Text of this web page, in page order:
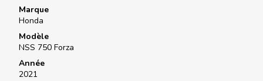
Marque
Honda
Modèle
NSS 750 Forza
Année
2021